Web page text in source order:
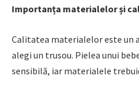
Importanța materialelor și
Calitatea materialelor este un
alegi un trusou. Pielea unui
sensibilă, iar materialele